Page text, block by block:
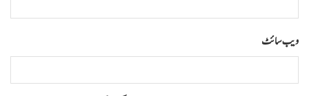
ویب‌ سائٹ